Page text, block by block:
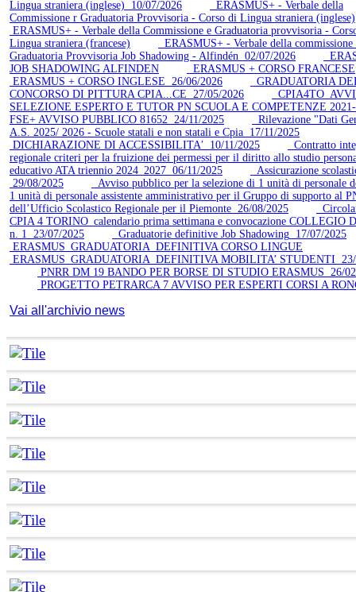
Lingua straniera (inglese) 10/07/2026
ERASMUS+ - Verbale della
Commissione r Graduatoria Provvisoria - Corso di Lingua straniera (inglese)
ERASMUS+ - Verbale della Commissione e Graduatoria provvisoria -
Lingua straniera (francese)
ERASMUS+ - Verbale della commissione
Graduatoria Provvisoria Job Shadowing - Alfindén 02/07/2026
JOB SHADOWING ALFINDEN
ERASMUS + CORSO FRANCESE
ERASMUS + CORSO INGLESE 26/06/2026
GRADUATORIA
CONCORSO DI PITTURA CPIA...CE 27/05/2026
SELEZIONE ESPERTO E TUTOR PN SCUOLA E COMPETENZE
FSE+ AVVISO PUBBLICO 81652 24/11/2025
Rilevazione "Dati
A.S. 2025/ 2026 - Scuole statali e non statali e Cpia 17/11/2025
DICHIARAZIONE DI ACCESSIBILITA′ 10/11/2025
Contratto
regionale criteri per la fruizione dei permessi per il diritto allo studio
educativo ATA triennio 2024_2027 06/11/2025
Assicurazione
29/08/2025
Avviso pubblico per la selezione di 1 unità di personale
1 unità di personale assistente amministrativo per il Gruppo di supporto al
dell’Ufficio Scolastico Regionale per il Piemonte 26/08/2025
CPIA 4 TORINO_calendario prima settimana e convocazione COLLEGIO
n. 1
23/07/2025 Graduatorie definitive Job Shadowing 17/07/2025
ERASMUS_GRADUATORIA_DEFINITIVA CORSO LINGUE
ERASMUS_GRADUATORIA_DEFINITIVA MOBILITA’ STUDENTI
PNRR DM 19 BANDO PER BORSE DI STUDIO ERASMUS 26/
PROGETTO PETRARCA 7 AVVISO PER ESPERTI CORSI A
Vai all'archivio news